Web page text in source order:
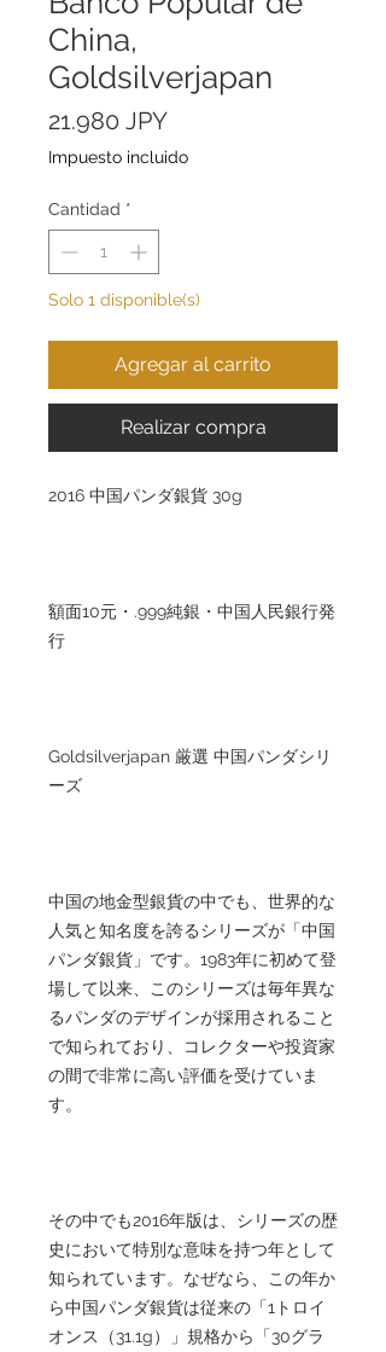
China,
Goldsilverjapan
21.980 JPYPrecio
Impuesto incluido
Cantidad *
Solo 1 disponible(s)
Agregar al carrito
Realizar compra
2016 中国パンダ銀貨 30g
額面10元・.999純銀・中国人民銀行発
行
Goldsilverjapan 厳選 中国パンダシリ
ーズ
中国の地金型銀貨の中でも、世界的な
人気と知名度を誇るシリーズが「中国
パンダ銀貨」です。1983年に初めて登
場して以来、このシリーズは毎年異な
るパンダのデザインが採用されること
で知られており、コレクターや投資家
の間で非常に高い評価を受けていま
す。
その中でも2016年版は、シリーズの歴
史において特別な意味を持つ年として
知られています。なぜなら、この年か
ら中国パンダ銀貨は従来の「1トロイ
オンス（31.1g）」規格から「30グラ